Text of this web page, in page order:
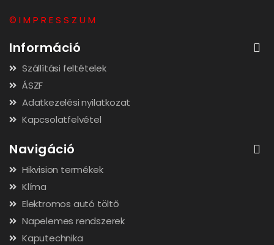
© I M P R E S S Z U M
Információ
Szállítási feltételek
ÁSZF
Adatkezelési nyilatkozat
Kapcsolatfelvétel
Navigáció
Hikvision termékek
Klíma
Elektromos autó töltő
Napelemes rendszerek
Kaputechnika